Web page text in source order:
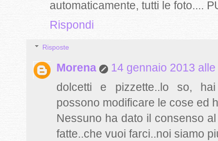
automaticamente, tutti le foto....
Rispondi
Risposte
Morena
14 gennaio 2013
dolcetti e pizzette..lo so,
possono modificare le cose ed
Nessuno ha dato il consenso
fatte..che vuoi farci..noi siamo